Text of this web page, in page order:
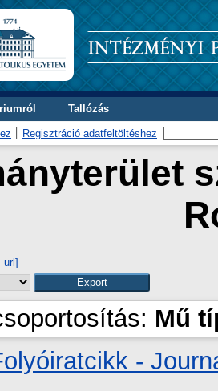
Tallózás
Regisztráció adatfeltöltéshez
url]
Mű
-